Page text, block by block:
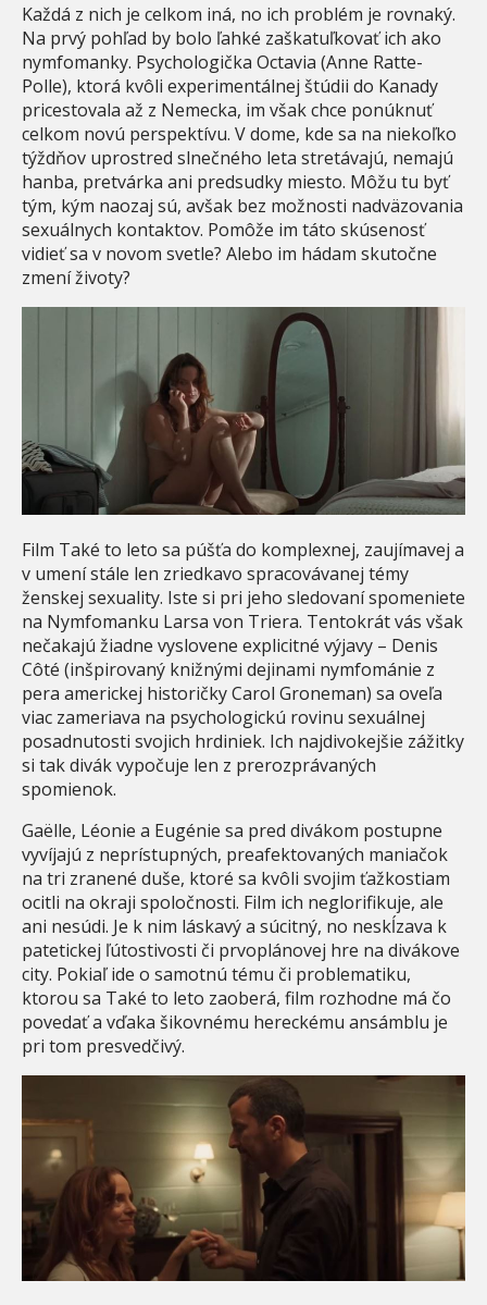
Každá z nich je celkom iná, no ich problém je rovnaký.
Na prvý pohľad by bolo ľahké zaškatuľkovať ich ako
nymfomanky. Psychologička Octavia (Anne Ratte-
Polle), ktorá kvôli experimentálnej štúdii do Kanady
pricestovala až z Nemecka, im však chce ponúknuť
celkom novú perspektívu. V dome, kde sa na niekoľko
týždňov uprostred slnečného leta stretávajú, nemajú
hanba, pretvárka ani predsudky miesto. Môžu tu byť
tým, kým naozaj sú, avšak bez možnosti nadväzovania
sexuálnych kontaktov. Pomôže im táto skúsenosť
vidieť sa v novom svetle? Alebo im hádam skutočne
zmení životy?
Film Také to leto sa púšťa do komplexnej, zaujímavej a
v umení stále len zriedkavo spracovávanej témy
ženskej sexuality. Iste si pri jeho sledovaní spomeniete
na Nymfomanku Larsa von Triera. Tentokrát vás však
nečakajú žiadne vyslovene explicitné výjavy – Denis
Côté (inšpirovaný knižnými dejinami nymfománie z
pera americkej historičky Carol Groneman) sa oveľa
viac zameriava na psychologickú rovinu sexuálnej
posadnutosti svojich hrdiniek. Ich najdivokejšie zážitky
si tak divák vypočuje len z prerozprávaných
spomienok.
Gaëlle, Léonie a Eugénie sa pred divákom postupne
vyvíjajú z neprístupných, preafektovaných maniačok
na tri zranené duše, ktoré sa kvôli svojim ťažkostiam
ocitli na okraji spoločnosti. Film ich neglorifikuje, ale
ani nesúdi. Je k nim láskavý a súcitný, no neskĺzava k
patetickej ľútostivosti či prvoplánovej hre na divákove
city. Pokiaľ ide o samotnú tému či problematiku,
ktorou sa Také to leto zaoberá, film rozhodne má čo
povedať a vďaka šikovnému hereckému ansámblu je
pri tom presvedčivý.